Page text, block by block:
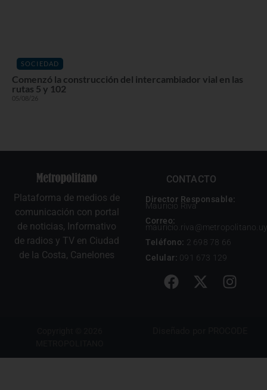
SOCIEDAD
Comenzó la construcción del intercambiador vial en las
rutas 5 y 102
05/08/26
Plataforma de medios de
comunicación con portal
de noticias, Informativo
de radios y TV en Ciudad
de la Costa, Canelones
CONTACTO
Director Responsable:
Mauricio Riva
Correo:
mauricio.riva@metropolitano.uy
Teléfono: 2 698 78 66
Celular: 091 673 129